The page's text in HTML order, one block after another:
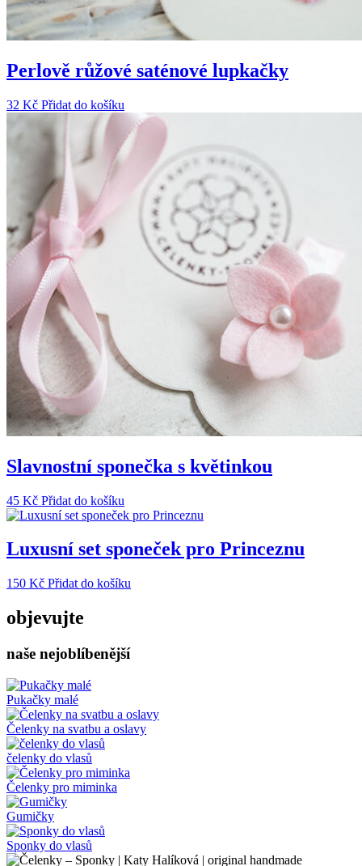
Perlově růžové saténové lupkačky
32 Kč Přidat do košíku
Slavnostní sponečka s květinkou
45 Kč Přidat do košíku
Luxusní set sponeček pro Princeznu
150 Kč Přidat do košíku
objevujte
naše nejoblíbenější
Pukačky malé
Čelenky na svatbu a oslavy
čelenky do vlasů
Čelenky pro miminka
Gumičky
Sponky do vlasů